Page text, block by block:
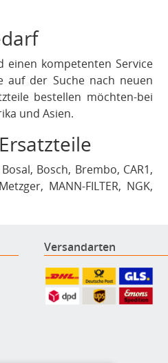
einen kompetenten Service
auf der Suche nach neuen
bestellen möchten-bei
und Asien.
Bosch, Brembo, CAR1,
MANN-FILTER, NGK,
Versandarten